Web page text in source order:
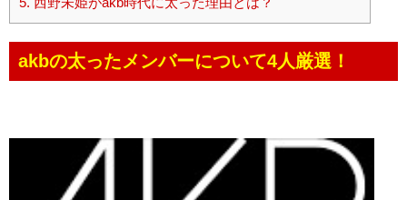
akbの太ったメンバーについて4人厳選！